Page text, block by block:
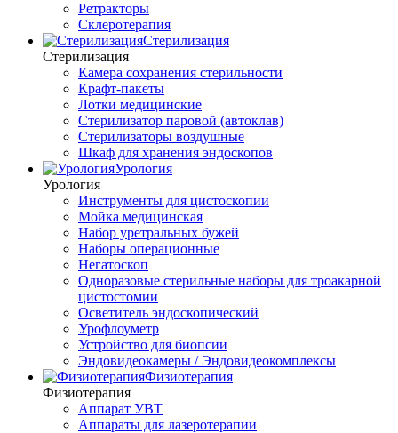
Ретракторы
Склеротерапия
Стерилизация
Стерилизация
Камера сохранения стерильности
Крафт-пакеты
Лотки медицинские
Стерилизатор паровой (автоклав)
Стерилизаторы воздушные
Шкаф для хранения эндоскопов
Урология
Урология
Инструменты для цистоскопии
Мойка медицинская
Набор уретральных бужей
Наборы операционные
Негатоскоп
Одноразовые стерильные наборы для троакарной
цистостомии
Осветитель эндоскопический
Урофлоуметр
Устройство для биопсии
Эндовидеокамеры / Эндовидеокомплексы
Физиотерапия
Физиотерапия
Аппарат УВТ
Аппараты для лазеротерапии